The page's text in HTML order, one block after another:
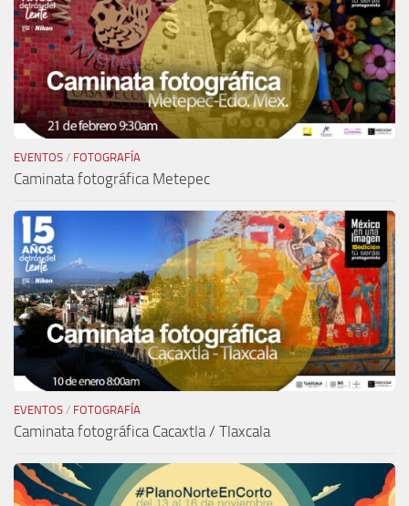
EVENTOS / FOTOGRAFÍA
Caminata fotográfica Metepec
EVENTOS / FOTOGRAFÍA
Caminata fotográfica Cacaxtla / Tlaxcala